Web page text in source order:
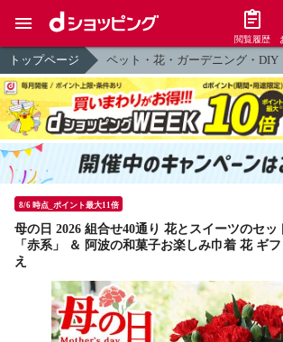
閲覧履歴
トップページ ペット・花・ガーデニング・DIY
8/6 時点_ポイント最大11倍
母の日 2026 組合せ40通り 花とスイーツのセ
「赤系」 ＆ 阿波の和菓子お楽しみ巾着 花 ギ
え